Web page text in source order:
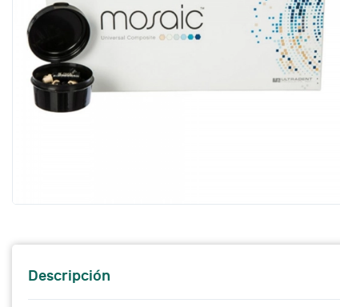
Descripción